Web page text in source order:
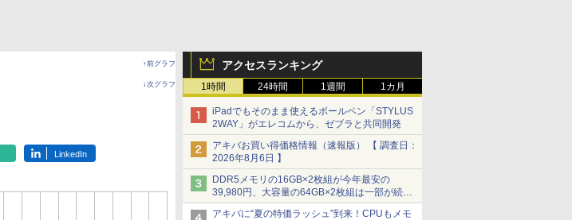
アクセスランキング
1時間 24時間 1週間 1カ月
iPadでもそのまま使えるボールペン「STYLUS
2WAY」がエレコムから、ゼブラと共同開発
アキバお買い得価格情報（速報版） 【 調査日：
2026年8月6日 】
DDR5メモリの16GB×2枚組が今年最安の
39,980円、大容量の64GB×2枚組は一部が続騰
[8月前半のメモリ価格]
アキバに“夏の特価ラッシュ”到来！CPUもメモ
↑前グラフ
↓次グラフ
LinkedIn